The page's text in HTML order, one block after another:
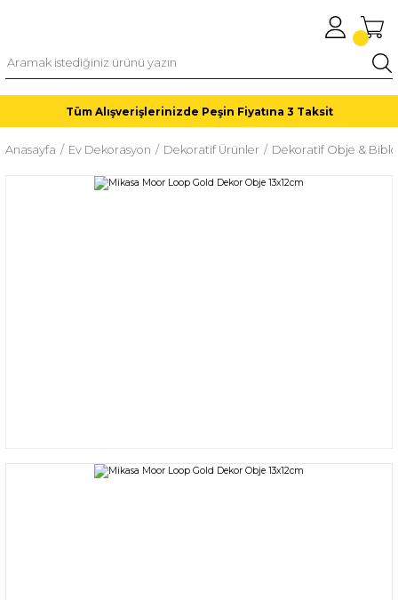
Tüm Alışverişlerinizde Peşin Fiyatına 3 Taksit
Anasayfa Ev Dekorasyon Dekoratif Ürünler Dekoratif Obje & Biblo